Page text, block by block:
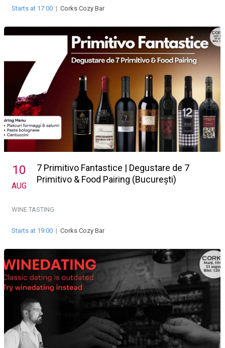
Starts at 17:00 | Corks Cozy Bar
10
AUG
7 Primitivo Fantastice | Degustare de 7
Primitivo & Food Pairing (București)
WINE TASTING
Starts at 19:00 | Corks Cozy Bar